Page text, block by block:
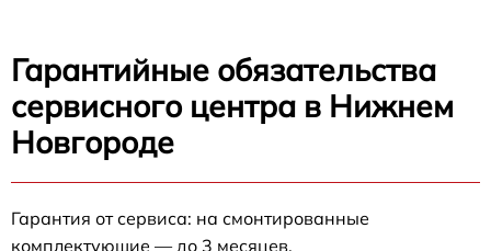
Гарантийные обязательства
сервисного центра в Нижнем
Новгороде
Гарантия от сервиса: на смонтированные
комплектующие — до 3 месяцев.